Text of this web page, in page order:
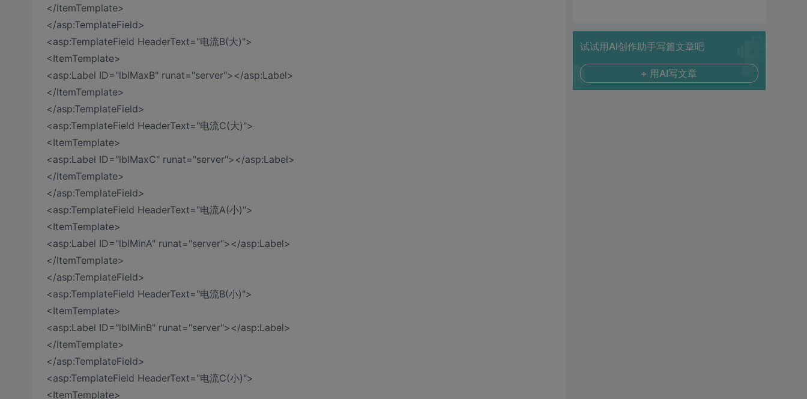
</ItemTemplate>
</asp:TemplateField>
<asp:TemplateField HeaderText="电流B(大)">
<ItemTemplate>
<asp:Label ID="lblMaxB" runat="server"></asp:Label>
</ItemTemplate>
</asp:TemplateField>
<asp:TemplateField HeaderText="电流C(大)">
<ItemTemplate>
<asp:Label ID="lblMaxC" runat="server"></asp:Label>
</ItemTemplate>
</asp:TemplateField>
<asp:TemplateField HeaderText="电流A(小)">
<ItemTemplate>
<asp:Label ID="lblMinA" runat="server"></asp:Label>
</ItemTemplate>
</asp:TemplateField>
<asp:TemplateField HeaderText="电流B(小)">
<ItemTemplate>
<asp:Label ID="lblMinB" runat="server"></asp:Label>
</ItemTemplate>
</asp:TemplateField>
<asp:TemplateField HeaderText="电流C(小)">
<ItemTemplate>
试试用AI创作助手写篇文章吧
+ 用AI写文章